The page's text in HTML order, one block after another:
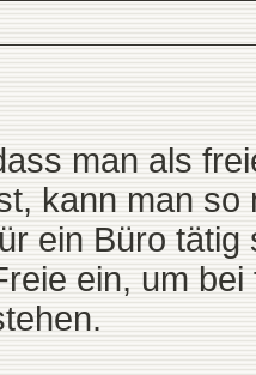
man als
kann man so
ein Büro tätig
ein, um